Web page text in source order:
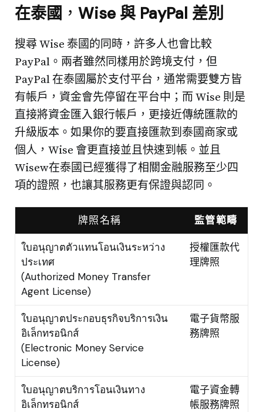
在泰國 ， Wise 與 PayPal 差別
搜尋 Wise 泰國的同時，許多人也會比較
PayPal。兩者雖然同樣用於跨境支付，但
PayPal 在泰國屬於支付平台，通常需要雙方皆
有帳戶，資金會先停留在平台中；而 Wise 則是
直接將資金匯入銀行帳戶，更接近傳統匯款的
升級版本。如果你的要直接匯款到泰國商家或
個人，Wise 會更直接並且快速到帳。並且
Wisew在泰國已經獲得了相關金融服務至少四
項的證照，也讓其服務更有保證與認同。
牌照名稱 監管範疇
ใบอนุญาตตัวแทนโอนเงินระหว่าง
ประเทศ
(Authorized Money Transfer
Agent License)
授權匯款代
理牌照
ใบอนุญาตประกอบธุรกิจบริการเงิน
อิเล็กทรอนิกส์
(Electronic Money Service
License)
電子貨幣服
務牌照
ใบอนุญาตบริการโอนเงินทาง
อิเล็กทรอนิกส์
電子資金轉
帳服務牌照